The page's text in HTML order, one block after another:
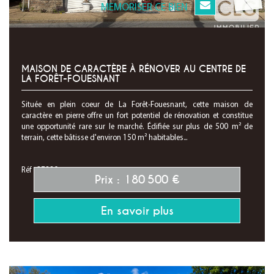
MEMORISER CE BIEN
MAISON DE CARACTÈRE À RÉNOVER AU CENTRE DE
LA FORÊT-FOUESNANT
Située en plein coeur de La Forêt-Fouesnant, cette maison de
caractère en pierre offre un fort potentiel de rénovation et constitue
une opportunité rare sur le marché. Édifiée sur plus de 500 m² de
terrain, cette bâtisse d'environ 150 m² habitables...
Réf : 27880
Prix : 180 500 €
En savoir plus